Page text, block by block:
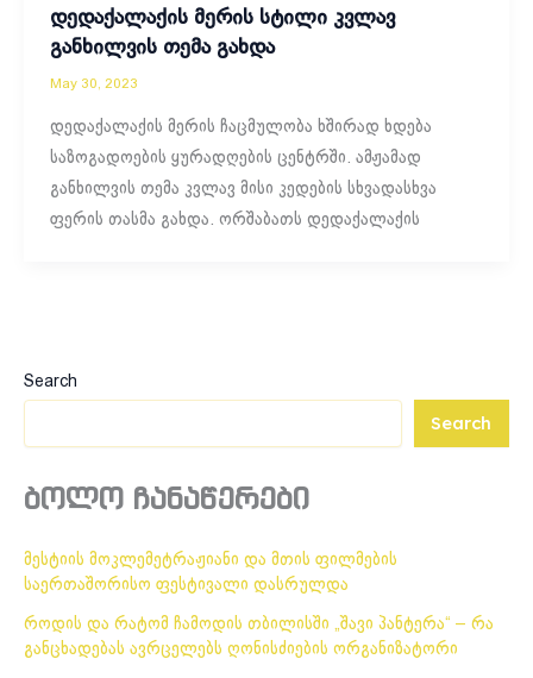
დედაქალაქის მერის სტილი კვლავ
განხილვის თემა გახდა
May 30, 2023
დედაქალაქის მერის ჩაცმულობა ხშირად ხდება
საზოგადოების ყურადღების ცენტრში. ამჟამად
განხილვის თემა კვლავ მისი კედების სხვადასხვა
ფერის თასმა გახდა. ორშაბათს დე­და­ქა­ლა­ქის
Search
Search
ბოლო ჩანაწერები
მესტიის მოკლემეტრაჟიანი და მთის ფილმების
საერთაშორისო ფესტივალი დასრულდა
როდის და რატომ ჩამოდის თბილისში „შავი პანტერა“ – რა
განცხადებას ავრცელებს ღონისძიების ორგანიზატორი